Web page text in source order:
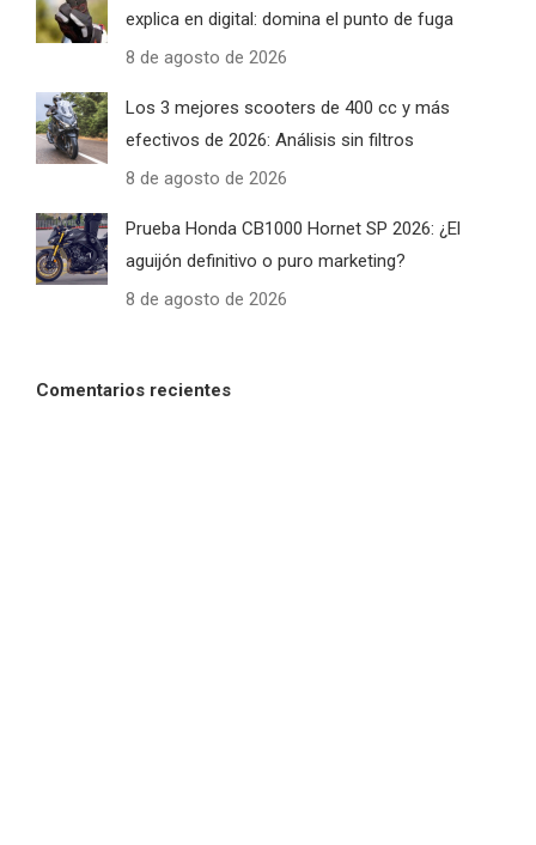
explica en digital: domina el punto de fuga
8 de agosto de 2026
Los 3 mejores scooters de 400 cc y más
efectivos de 2026: Análisis sin filtros
8 de agosto de 2026
Prueba Honda CB1000 Hornet SP 2026: ¿El
aguijón definitivo o puro marketing?
8 de agosto de 2026
Comentarios recientes